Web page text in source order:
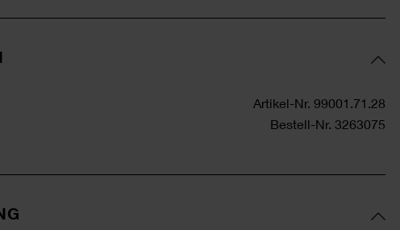
Artikel-Nr. 99001.71.28
Bestell-Nr. 3263075